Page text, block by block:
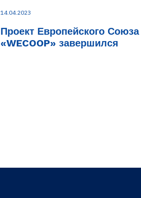
14.04.2023
Проект Европейского Союза
«WECOOP» завершился